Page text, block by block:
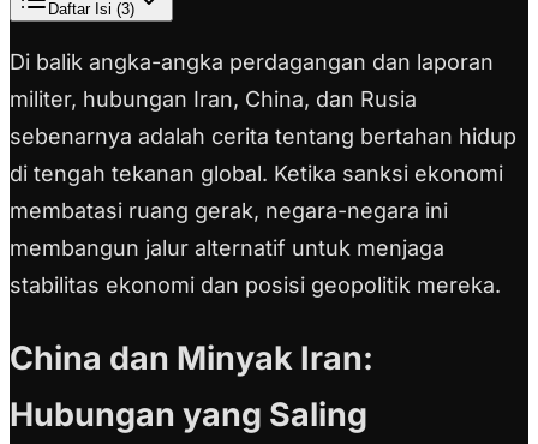
Daftar Isi (3)
Di balik angka-angka perdagangan dan laporan
militer, hubungan Iran, China, dan Rusia
sebenarnya adalah cerita tentang bertahan hidup
di tengah tekanan global. Ketika sanksi ekonomi
membatasi ruang gerak, negara-negara ini
membangun jalur alternatif untuk menjaga
stabilitas ekonomi dan posisi geopolitik mereka.
China dan Minyak Iran:
Hubungan yang Saling